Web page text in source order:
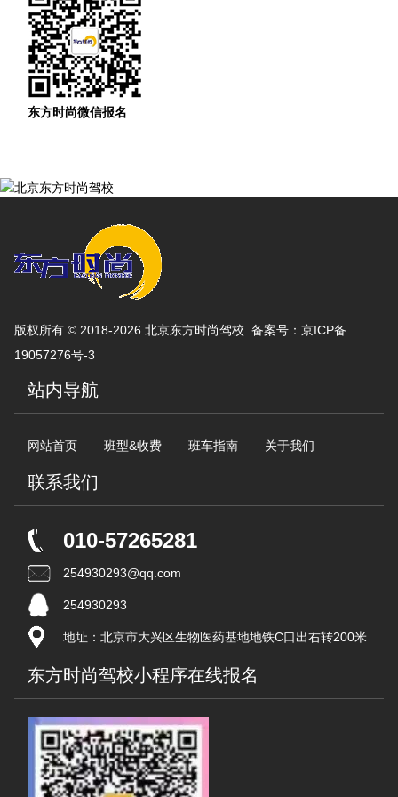
东方时尚微信报名
版权所有 © 2018-2026 北京东方时尚驾校 备案号： 京ICP备
19057276号-3
站内导航
网站首页 班型&收费 班车指南 关于我们
联系我们
010-57265281
254930293@qq.com
254930293
地址：北京市大兴区生物医药基地地铁C口出右转200米
东方时尚驾校小程序在线报名